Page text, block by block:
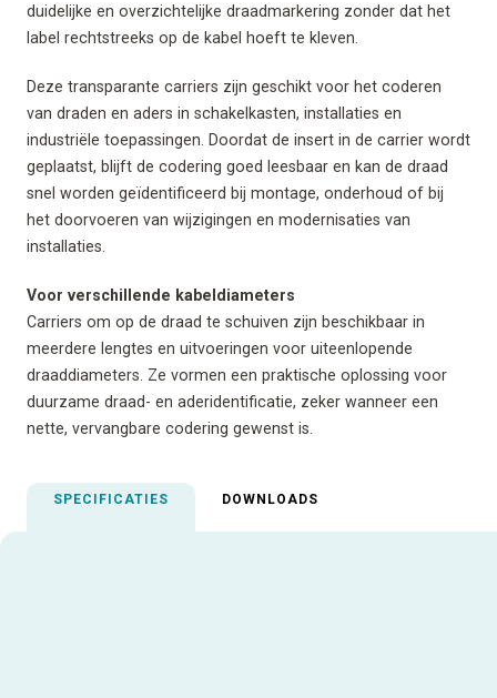
duidelijke en overzichtelijke draadmarkering zonder dat het
label rechtstreeks op de kabel hoeft te kleven.
Deze transparante carriers zijn geschikt voor het coderen
van draden en aders in schakelkasten, installaties en
industriële toepassingen. Doordat de insert in de carrier wordt
geplaatst, blijft de codering goed leesbaar en kan de draad
snel worden geïdentificeerd bij montage, onderhoud of bij
het doorvoeren van wijzigingen en modernisaties van
installaties.
Voor verschillende kabeldiameters
Carriers om op de draad te schuiven zijn beschikbaar in
meerdere lengtes en uitvoeringen voor uiteenlopende
draaddiameters. Ze vormen een praktische oplossing voor
duurzame draad- en aderidentificatie, zeker wanneer een
nette, vervangbare codering gewenst is.
SPECIFICATIES DOWNLOADS